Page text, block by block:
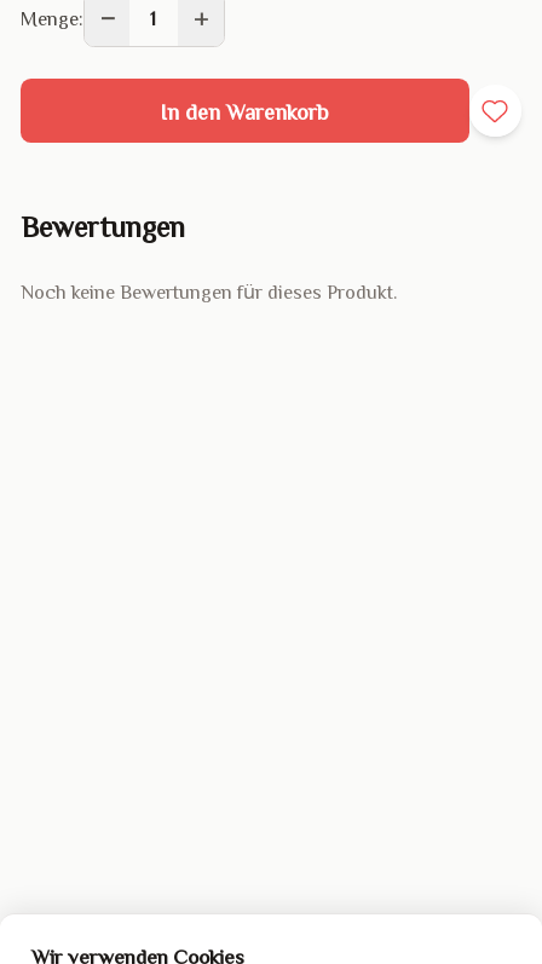
Menge: − 1 +
In den Warenkorb
Bewertungen
Noch keine Bewertungen für dieses Produkt.
Wir verwenden Cookies